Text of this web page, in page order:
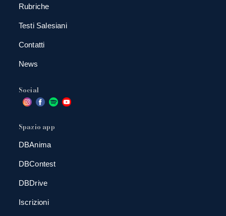
Rubriche
Testi Salesiani
Contatti
News
Social
Spazio app
DBAnima
DBContest
DBDrive
Iscrizioni